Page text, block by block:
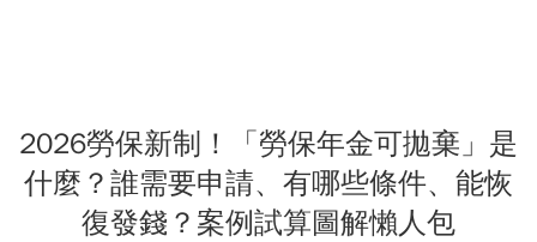
2026勞保新制！「勞保年金可拋棄」是
什麼？誰需要申請、有哪些條件、能恢
復發錢？案例試算圖解懶人包